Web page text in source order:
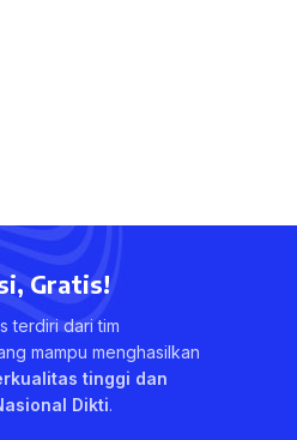
Gratis!
terdiri dari tim
mampu menghasilkan
tinggi dan
Dikti.